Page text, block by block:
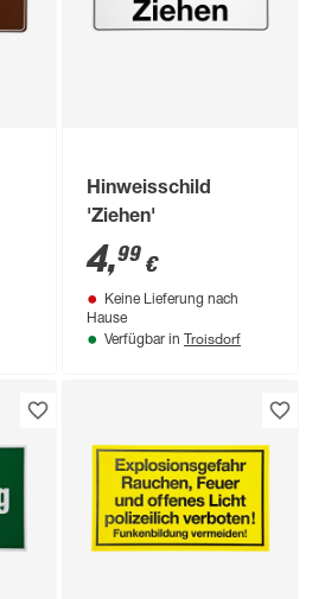
Hinweisschild
'Ziehen'
4,99 €
Keine Lieferung nach
Hause
Verfügbar in Troisdorf